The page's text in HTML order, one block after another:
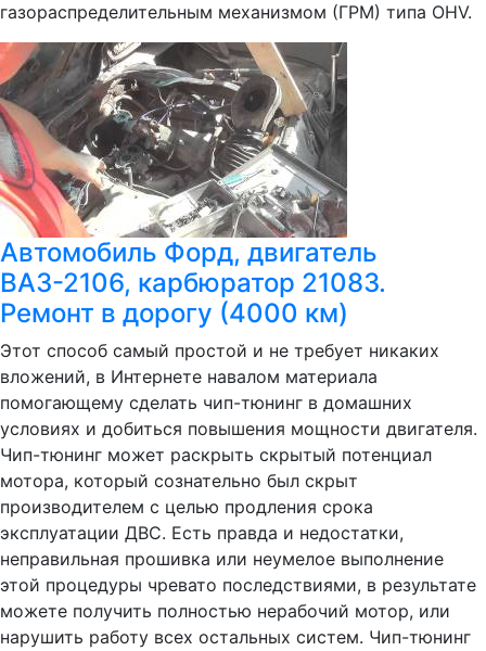
газораспределительным механизмом (ГРМ) типа OHV.
Автомобиль Форд, двигатель
ВАЗ-2106, карбюратор 21083.
Ремонт в дорогу (4000 км)
Этот способ самый простой и не требует никаких
вложений, в Интернете навалом материала
помогающему сделать чип-тюнинг в домашних
условиях и добиться повышения мощности двигателя.
Чип-тюнинг может раскрыть скрытый потенциал
мотора, который сознательно был скрыт
производителем с целью продления срока
эксплуатации ДВС. Есть правда и недостатки,
неправильная прошивка или неумелое выполнение
этой процедуры чревато последствиями, в результате
можете получить полностью нерабочий мотор, или
нарушить работу всех остальных систем. Чип-тюнинг